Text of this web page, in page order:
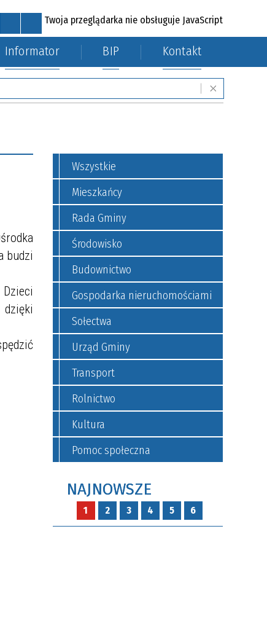
Twoja przeglądarka nie obsługuje JavaScript
MAPA STRONY RSS KONTAKT
Informator BIP Kontakt
budzi
Wszystkie
Mieszkańcy
Rada Gminy
Środowisko
Budownictwo
Gospodarka nieruchomościami
Sołectwa
Urząd Gminy
Transport
Rolnictwo
Kultura
Pomoc społeczna
NAJNOWSZE
1 2 3 4 5 6